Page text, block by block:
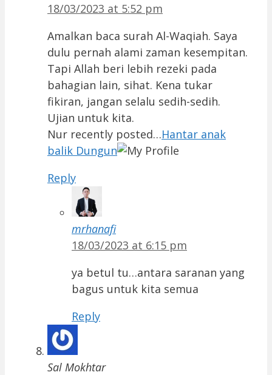
18/03/2023 at 5:52 pm
Amalkan baca surah Al-Waqiah. Saya
dulu pernah alami zaman kesempitan.
Tapi Allah beri lebih rezeki pada
bahagian lain, sihat. Kena tukar
fikiran, jangan selalu sedih-sedih.
Ujian untuk kita.
Nur recently posted…Hantar anak
balik Dungun
Reply
mrhanafi
18/03/2023 at 6:15 pm
ya betul tu…antara saranan yang
bagus untuk kita semua
Reply
Sal Mokhtar